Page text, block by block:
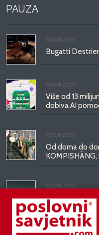
PAUZA
06.08.2026.
Bugatti
06.08.2026.
Više od 13
dobiva AI
03.08.2026.
Od doma do
03.08.2026.
Kineski BYD
Mercedesove
kilometara